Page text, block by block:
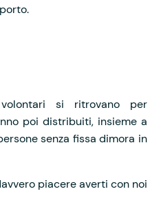
si ritrovano per
poi distribuiti, insieme a
senza fissa dimora in
piacere averti con noi